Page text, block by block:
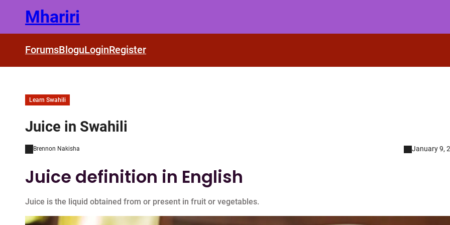
content
Mhariri
ForumsBloguLoginRegister
Learn Swahili
Juice in Swahili
Brennon Nakisha January 9,
Juice definition in English
Juice is the liquid obtained from or present in fruit or vegetables.